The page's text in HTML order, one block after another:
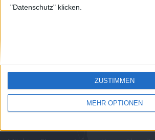
"Datenschutz" klicken.
MEHR OPTIONEN
ZUSTIMMEN
Kontakt
Rechtliche Hinweise
Let's visit